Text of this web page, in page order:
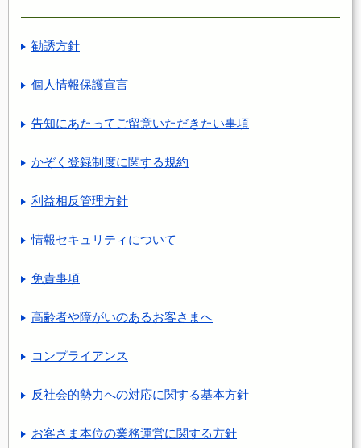
勧誘方針
個人情報保護宣言
告知にあたってご留意いただきたい事項
かぞく登録制度に関する規約
利益相反管理方針
情報セキュリティについて
免責事項
高齢者や障がいのあるお客さまへ
コンプライアンス
反社会的勢力への対応に関する基本方針
お客さま本位の業務運営に関する方針